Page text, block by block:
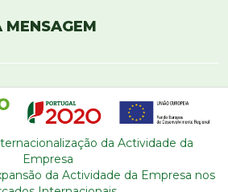
MENSAGEM
da Actividade da
Empresa
da Actividade da Empresa nos